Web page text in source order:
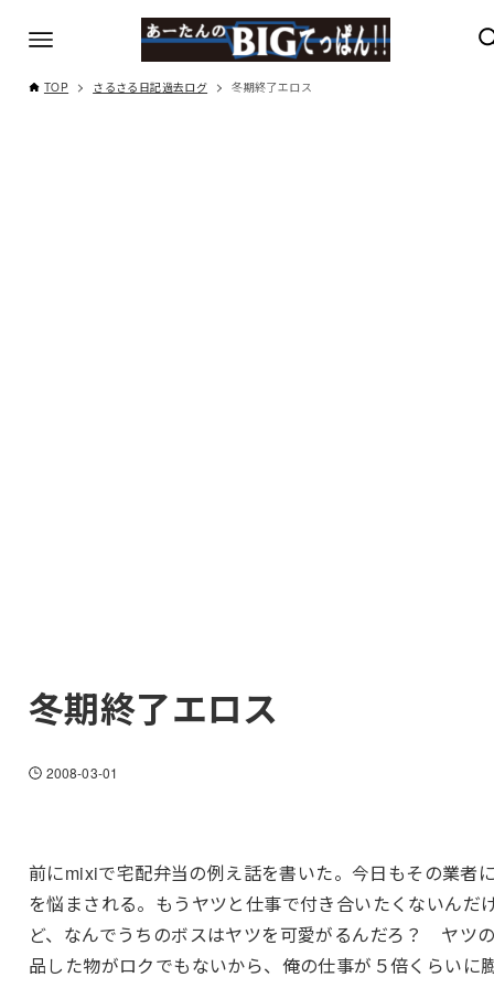
TOP さるさる日記過去ログ 冬期終了エロス
冬期終了エロス
2008-03-01
前にmixiで宅配弁当の例え話を書いた。今日もその業者
を悩まされる。もうヤツと仕事で付き合いたくないんだ
ど、なんでうちのボスはヤツを可愛がるんだろ？ ヤツ
品した物がロクでもないから、俺の仕事が５倍くらいに